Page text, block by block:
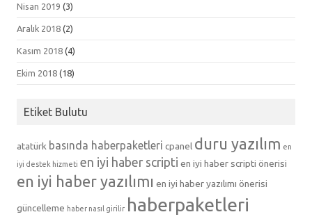
Nisan 2019 (3)
Aralık 2018 (2)
Kasım 2018 (4)
Ekim 2018 (18)
Etiket Bulutu
atatürk basında haberpaketleri cpanel duru yazılım en
iyi destek hizmeti en iyi haber scripti en iyi haber scripti önerisi
en iyi haber yazılımı en iyi haber yazılımı önerisi
güncelleme haber nasıl girilir haberpaketleri